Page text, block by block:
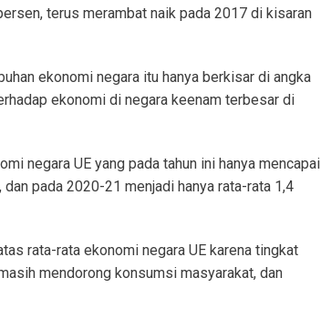
terus merambat naik pada 2017 di kisaran
ekonomi negara itu hanya berkisar di angka
ekonomi di negara keenam terbesar di
negara UE yang pada tahun ini hanya mencapai
pada 2020-21 menjadi hanya rata-rata 1,4
rata-rata ekonomi negara UE karena tingkat
mendorong konsumsi masyarakat, dan